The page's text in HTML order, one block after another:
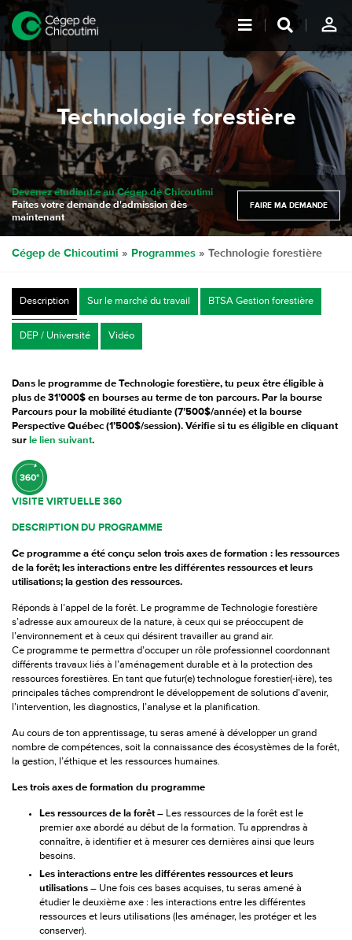
person_outline
Technologie forestière
Devenez étudiant.e au Cégep de Chicoutimi
Faites votre demande d'admission dès
maintenant
FAIRE MA DEMANDE
Cégep de Chicoutimi » Programmes » Technologie forestière
Description Sur le marché du travail BTSA Gestion forestière
DEP / Université Vidéo
Dans le programme de Technologie forestière, tu peux être éligible à
plus de 31’000$ en bourses au terme de ton parcours. Par la bourse
Parcours pour la mobilité étudiante (7’500$/année) et la bourse
Perspective Québec (1’500$/session). Vérifie si tu es éligible en cliquant
sur le lien suivant.
VISITE VIRTUELLE 360
DESCRIPTION DU PROGRAMME
Ce programme a été conçu selon trois axes de formation : les ressources
de la forêt; les interactions entre les différentes ressources et leurs
utilisations; la gestion des ressources.
Réponds à l’appel de la forêt. Le programme de Technologie forestière
s’adresse aux amoureux de la nature, à ceux qui se préoccupent de
l’environnement et à ceux qui désirent travailler au grand air.
Ce programme te permettra d’occuper un rôle professionnel coordonnant
différents travaux liés à l’aménagement durable et à la protection des
ressources forestières. En tant que futur(e) technologue forestier(-ière), tes
principales tâches comprendront le développement de solutions d’avenir,
l’intervention, les diagnostics, l’analyse et la planification.
Au cours de ton apprentissage, tu seras amené à développer un grand
nombre de compétences, soit la connaissance des écosystèmes de la forêt,
la gestion, l’éthique et les ressources humaines.
Les trois axes de formation du programme
Les ressources de la forêt – Les ressources de la forêt est le
premier axe abordé au début de la formation. Tu apprendras à
connaître, à identifier et à mesurer ces dernières ainsi que leurs
besoins.
Les interactions entre les différentes ressources et leurs
utilisations – Une fois ces bases acquises, tu seras amené à
étudier le deuxième axe : les interactions entre les différentes
ressources et leurs utilisations (les aménager, les protéger et les
conserver).